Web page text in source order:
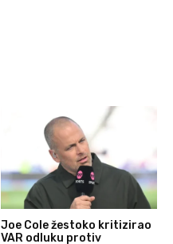
Joe Cole žestoko kritizirao
VAR odluku protiv